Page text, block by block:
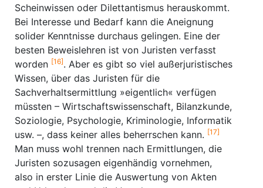
Scheinwissen oder Dilettantismus herauskommt.
Bei Interesse und Bedarf kann die Aneignung
solider Kenntnisse durchaus gelingen. Eine der
besten Beweislehren ist von Juristen verfasst
worden [16]. Aber es gibt so viel außerjuristisches
Wissen, über das Juristen für die
Sachverhaltsermittlung »eigentlich« verfügen
müssten – Wirtschaftswissenschaft, Bilanzkunde,
Soziologie, Psychologie, Kriminologie, Informatik
usw. –, dass keiner alles beherrschen kann. [17]
Man muss wohl trennen nach Ermittlungen, die
Juristen sozusagen eigenhändig vornehmen,
also in erster Linie die Auswertung von Akten